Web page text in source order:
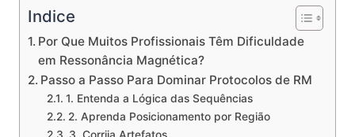
Indice
Por Que Muitos Profissionais Têm Dificuldade
em Ressonância Magnética?
Passo a Passo Para Dominar Protocolos de RM
1. Entenda a Lógica das Sequências
2. Aprenda Posicionamento por Região